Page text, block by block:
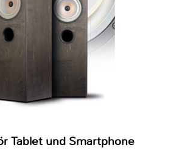
Tablet und Smartphone